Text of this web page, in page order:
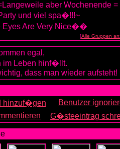
aber Wochenende =
und viel spa�!!!~
Are Very Nice��
[Alle Gruppen
egal,
im Leben hinf�llt.
dass man wieder aufsteht!
hinzuf�gen
Benutzer
G�steeintrag